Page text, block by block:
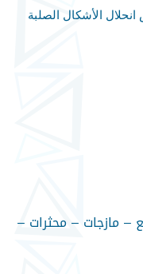
الأشكال الصلبة
– مازجات – محثرات –